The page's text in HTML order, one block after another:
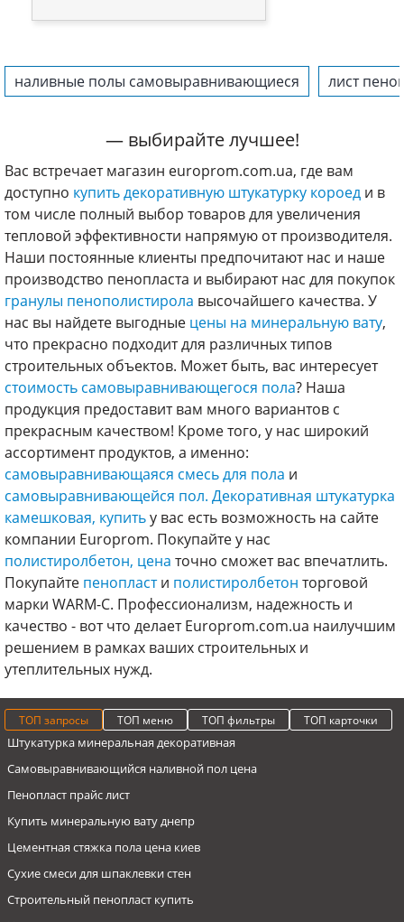
наливные полы самовыравнивающиеся лист
— выбирайте лучшее!
Вас встречает магазин europrom.com.ua, где вам
доступно купить декоративную штукатурку короед и в
том числе полный выбор товаров для увеличения
тепловой эффективности напрямую от производителя.
Наши постоянные клиенты предпочитают нас и наше
производство пенопласта и выбирают нас для покупок
гранулы пенополистирола высочайшего качества. У
нас вы найдете выгодные цены на минеральную вату,
что прекрасно подходит для различных типов
строительных объектов. Может быть, вас интересует
стоимость самовыравнивающегося пола? Наша
продукция предоставит вам много вариантов с
прекрасным качеством! Кроме того, у нас широкий
ассортимент продуктов, а именно:
самовыравнивающаяся смесь для пола и
самовыравнивающейся пол. Декоративная штукатурка
камешковая, купитьу вас есть возможность на сайте
компании Europrom. Покупайте у нас
полистиролбетон, цена точно сможет вас впечатлить.
Покупайте пенопласти полистиролбетон торговой
марки WARM-C. Профессионализм, надежность и
качество - вот что делает Europrom.com.ua наилучшим
решением в рамках ваших строительных и
утеплительных нужд.
ТОП запросы ТОП меню ТОП фильтры ТОП карточки
Штукатурка минеральная декоративная
Самовыравнивающийся наливной пол цена
Пенопласт прайс лист
Купить минеральную вату днепр
Цементная стяжка пола цена киев
Сухие смеси для шпаклевки стен
Строительный пенопласт купить